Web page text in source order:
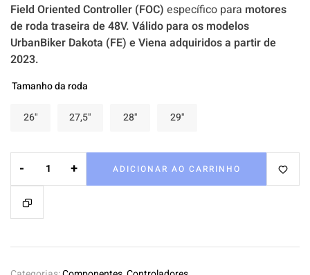
Field Oriented Controller (FOC) específico para motores
de roda traseira de 48V. Válido para os modelos
UrbanBiker Dakota (FE) e Viena adquiridos a partir de
2023.
Tamanho da roda
26" 27,5" 28" 29"
- + ADICIONAR AO CARRINHO